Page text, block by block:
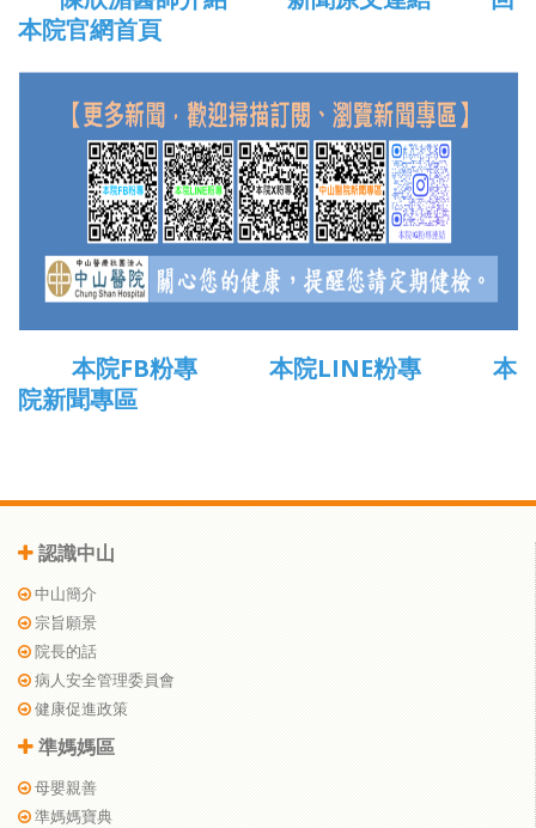
本院官網首頁
本院FB粉專 本院LINE粉專
本
院新聞專區
認識中山
中山簡介
宗旨願景
院長的話
病人安全管理委員會
健康促進政策
準媽媽區
母嬰親善
準媽媽寶典